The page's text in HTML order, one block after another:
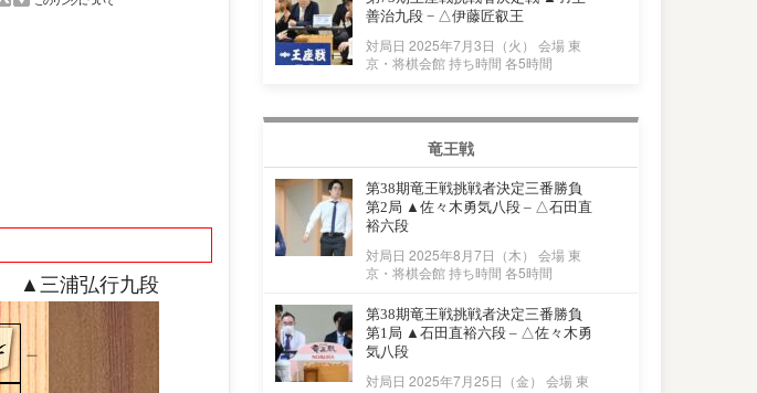
▲三浦弘行九段
一
善治九段 − △伊藤匠叡王
対局日 2025年7月3日（火） 会場 東
京・将棋会館 持ち時間 各5時間
竜王戦
第38期竜王戦挑戦者決定三番勝負
第2局 ▲佐々木勇気八段 – △石田直
裕六段
対局日 2025年8月7日（木） 会場 東
京・将棋会館 持ち時間 各5時間
第38期竜王戦挑戦者決定三番勝負
第1局 ▲石田直裕六段 – △佐々木勇
気八段
対局日 2025年7月25日（金） 会場 東